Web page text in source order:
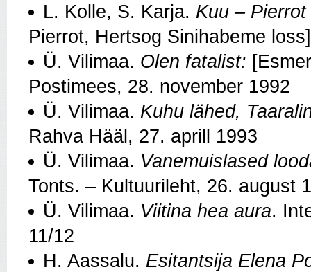
L. Kolle, S. Karja. Kuu –
Pierrot, Hertsog Sinihabeme
Ü. Vilimaa. Olen fatalist:
Postimees, 28. november 1992
Ü. Vilimaa. Kuhu lähed,
Rahva Hääl, 27. aprill 1993
Ü. Vilimaa. Vanemuislased
Tonts. – Kultuurileht, 26. august
Ü. Vilimaa. Viitina hea aura.
11/12
H. Aassalu. Esitantsija Elena